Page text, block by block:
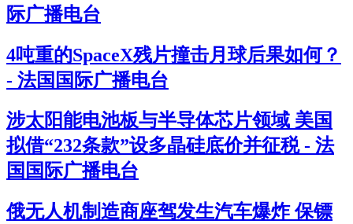
际广播电台
4吨重的SpaceX残片撞击月球后果如何？
- 法国国际广播电台
涉太阳能电池板与半导体芯片领域 美国
拟借“232条款”设多晶硅底价并征税 - 法
国国际广播电台
俄无人机制造商座驾发生汽车爆炸 保镖